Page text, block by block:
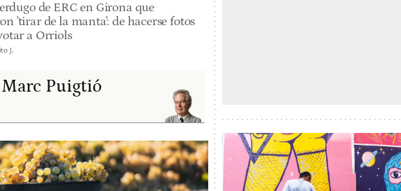
de ERC en Girona que
'tirar de la manta': de hacerse fotos
a Orriols
J.
Marc Puigtió